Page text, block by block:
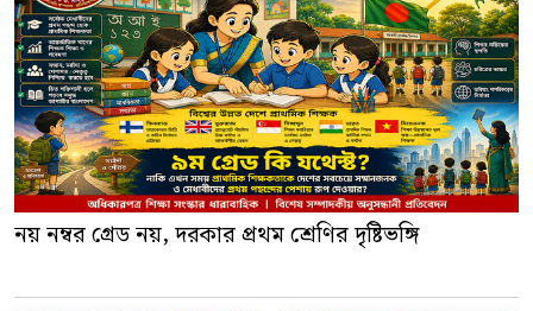
নয় নম্বর গ্রেড নয়, দরকার প্রথম শ্রেণির দৃষ্টিভঙ্গি